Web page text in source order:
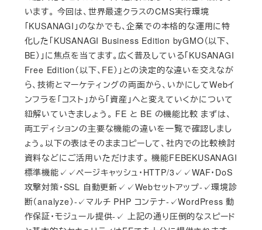
います。 今回は、世界最速クラスのCMS実行環境
「KUSANAGI」のなかでも、企業での本格的な運用に特
化した「KUSANAGI Business Edition byGMO（以下、
BE）」に焦点を当てます。広く普及している「KUSANAGI
Free Edition（以下、FE）」との決定的な違いを交えなが
ら、技術とマーケティングの両面から、いかにしてWebイ
ンフラを「コスト」から「資産」へと変えていくかについて
紐解いていきましょう。 FE と BE の機能比較 まずは、
両エディションの主要な機能の違いを一覧で確認しまし
ょう。以下の表はそのままコピーして、社内での比較検討
資料などにご活用いただけます。 機能FEBEKUSANAGI
標準機能✓✓ページキャッシュ・HTTP/3✓✓WAF・DoS
攻撃対策・SSL 自動更新✓✓Webセットアップ-✓環境診
断（analyze）-✓マルチ PHP コンテナ-✓WordPress 動
作保証・モジュール提供-✓ 上記の通り圧倒的なスピード